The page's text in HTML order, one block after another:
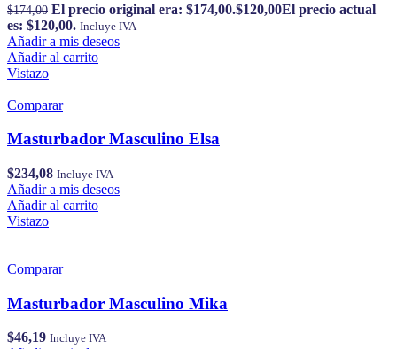
$174,00 El precio original era: $174,00.$120,00El precio actual
es: $120,00. Incluye IVA
Añadir a mis deseos
Añadir al carrito
Vistazo
Comparar
Masturbador Masculino Elsa
$234,08 Incluye IVA
Añadir a mis deseos
Añadir al carrito
Vistazo
Comparar
Masturbador Masculino Mika
$46,19 Incluye IVA